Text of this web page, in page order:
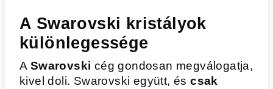
A Swarovski kristályok
különlegessége
A Swarovski cég gondosan megválogatja,
kivel doli. Swarovski együtt, éscsak